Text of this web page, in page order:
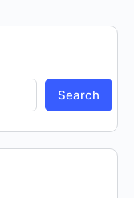
Search